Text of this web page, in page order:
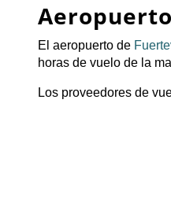
El aeropuerto de
horas de vuelo de la
Los proveedores de